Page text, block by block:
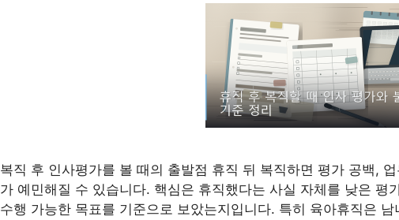
복직 후 인사평가를 볼 때의 출발점 휴직 뒤 복직하면 평가 공백,
가 예민해질 수 있습니다. 핵심은 휴직했다는 사실 자체를 낮은 평
수행 가능한 목표를 기준으로 보았는지입니다. 특히 육아휴직은